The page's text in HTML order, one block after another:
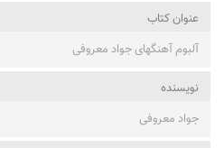
عنوان کتاب
آلبوم آهنگهای جواد معروفی
نویسنده
جواد معروفی